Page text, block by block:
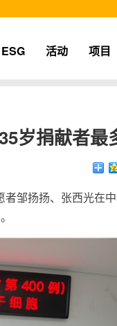
ESG 活动 项目
岁捐献者最
邹扬扬、张西光在